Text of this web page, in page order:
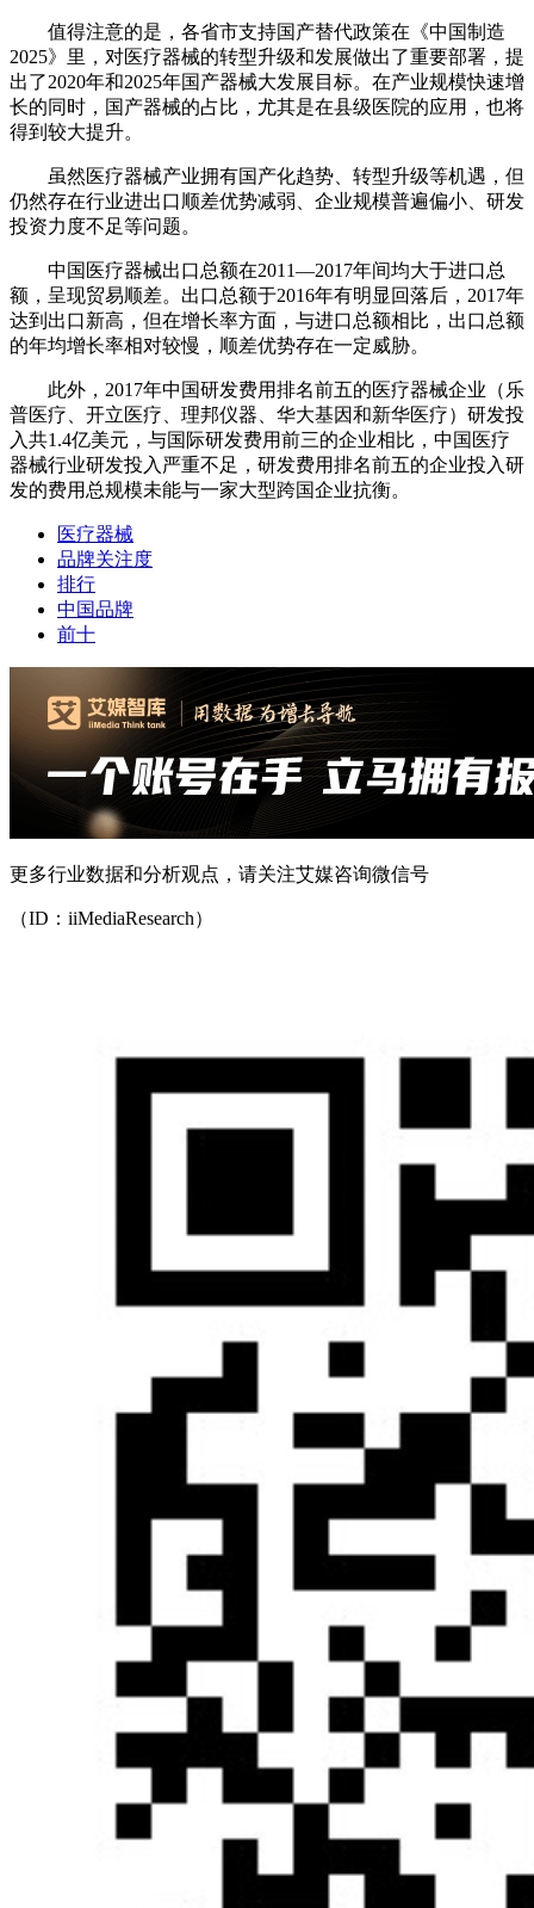
值得注意的是，各省市支持国产替代政策在《中国制造
2025》里，对医疗器械的转型升级和发展做出了重要部署，提
出了2020年和2025年国产器械大发展目标。在产业规模快速增
长的同时，国产器械的占比，尤其是在县级医院的应用，也将
得到较大提升。
虽然医疗器械产业拥有国产化趋势、转型升级等机遇，但
仍然存在行业进出口顺差优势减弱、企业规模普遍偏小、研发
投资力度不足等问题。
中国医疗器械出口总额在2011—2017年间均大于进口总
额，呈现贸易顺差。出口总额于2016年有明显回落后，2017年
达到出口新高，但在增长率方面，与进口总额相比，出口总额
的年均增长率相对较慢，顺差优势存在一定威胁。
此外，2017年中国研发费用排名前五的医疗器械企业（乐
普医疗、开立医疗、理邦仪器、华大基因和新华医疗）研发投
入共1.4亿美元，与国际研发费用前三的企业相比，中国医疗
器械行业研发投入严重不足，研发费用排名前五的企业投入研
发的费用总规模未能与一家大型跨国企业抗衡。
医疗器械
品牌关注度
排行
中国品牌
前十
更多行业数据和分析观点，请关注艾媒咨询微信号
（ID：iiMediaResearch）